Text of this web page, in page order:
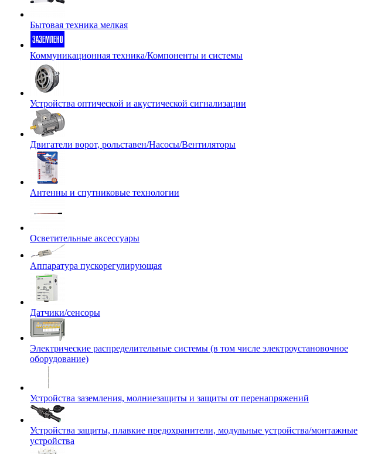
Бытовая техника мелкая
Коммуникационная техника/Компоненты и системы
Устройства оптической и акустической сигнализации
Двигатели ворот, рольставен/Насосы/Вентиляторы
Антенны и спутниковые технологии
Осветительные аксессуары
Аппаратура пускорегулирующая
Датчики/сенсоры
Электрические распределительные системы (в том числе электроустановочное
оборудование)
Устройства заземления, молниезащиты и защиты от перенапряжений
Устройства защиты, плавкие предохранители, модульные устройства/монтажные
устройства